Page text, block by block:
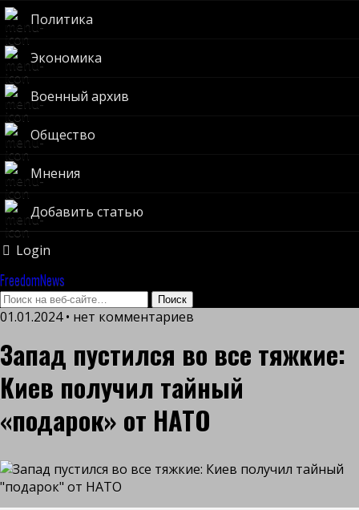
Политика
Экономика
Военный архив
Общество
Мнения
Добавить статью
Login
FreedomNews
01.01.2024 • нет комментариев
Запад пустился во все тяжкие:
Киев получил тайный
«подарок» от НАТО